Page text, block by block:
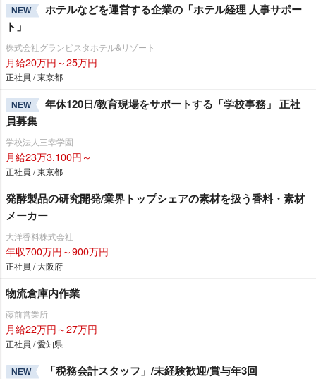
NEW
ホテルなどを運営する企業の「ホテル経理 人事サポー
ト」
株式会社グランビスタホテル&リゾート
月給20万円～25万円
正社員 / 東京都
NEW
年休120日/教育現場をサポートする「学校事務」 正社
員募集
学校法人三幸学園
月給23万3,100円～
正社員 / 東京都
発酵製品の研究開発/業界トップシェアの素材を扱う香料・素材
メーカー
大洋香料株式会社
年収700万円～900万円
正社員 / 大阪府
物流倉庫内作業
藤前営業所
月給22万円～27万円
正社員 / 愛知県
NEW 「税務会計スタッフ」/未経験歓迎/賞与年3回